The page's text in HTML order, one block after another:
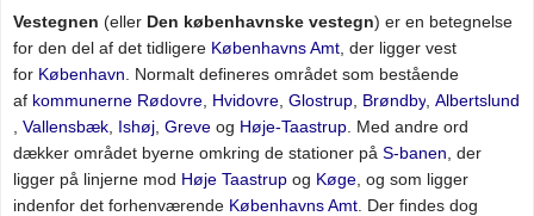
Vestegnen (eller Den københavnske vestegn) er en betegnelse
for den del af det tidligere Københavns Amt , der ligger vest
for København . Normalt defineres området som bestående
af kommunerne Rødovre Hvidovre Glostrup Brøndby Albertslund
Vallensbæk Ishøj Greve og Høje-Taastrup . Med andre ord
dækker området byerne omkring de stationer på S-banen , der
ligger på linjerne mod Høje Taastrup og Køge , og som ligger
indenfor det forhenværende Københavns Amt . Der findes dog